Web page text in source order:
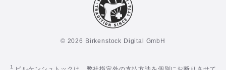
© 2026 Birkenstock Digital GmbH
1